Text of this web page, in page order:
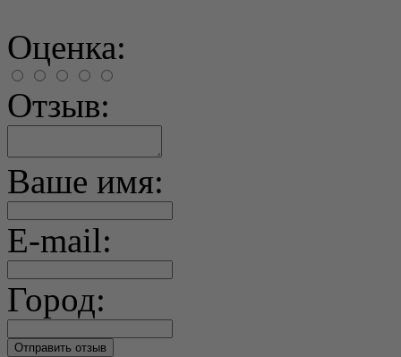
Оценка:
Отзыв:
Ваше имя:
E-mail:
Город: